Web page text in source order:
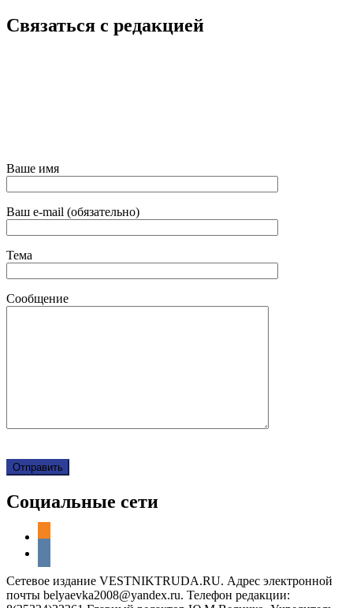
Связаться с редакцией
Ваше имя
Ваш e-mail (обязательно)
Тема
Сообщение
Социальные сети
Сетевое издание VESTNIKTRUDA.RU. Адрес электронной
почты belyaevka2008@yandex.ru. Телефон редакции: